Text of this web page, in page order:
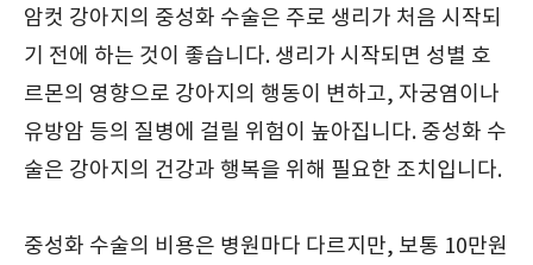
암컷 강아지의 중성화 수술은 주로 생리가 처음 시작되
기 전에 하는 것이 좋습니다. 생리가 시작되면 성별 호
르몬의 영향으로 강아지의 행동이 변하고, 자궁염이나
유방암 등의 질병에 걸릴 위험이 높아집니다. 중성화 수
술은 강아지의 건강과 행복을 위해 필요한 조치입니다.
중성화 수술의 비용은 병원마다 다르지만, 보통 10만원